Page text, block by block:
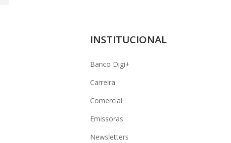
INSTITUCIONAL
Banco Digi+
Carreira
Comercial
Emissoras
Newsletters